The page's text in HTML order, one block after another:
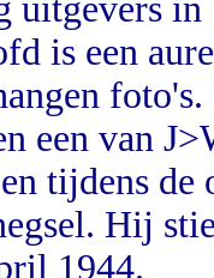
uitgevers
is een
een van
tijdens de
Hij
1944.